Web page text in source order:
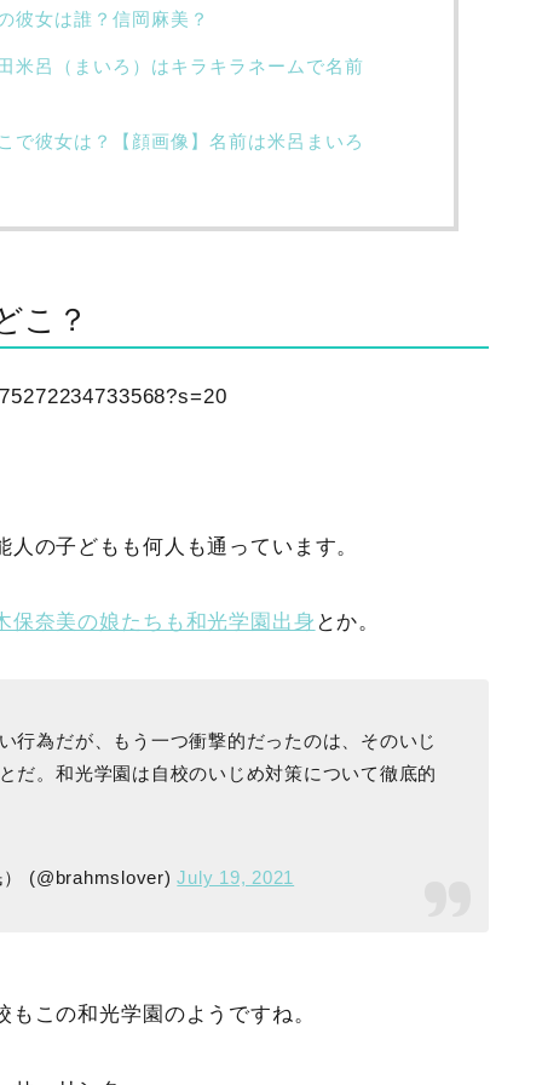
彼女は誰？信岡麻美？
米呂（まいろ）はキラキラネームで名前
で彼女は？【顔画像】名前は米呂まいろ
こ？
の子どもも何人も通っています。
保奈美の娘たちも和光学園出身 とか。
行為だが、もう一つ衝撃的だったのは、そのいじ
だ。和光学園は自校のいじめ対策について徹底的
） (@brahmslover)July 19, 2021
この和光学園のようですね。